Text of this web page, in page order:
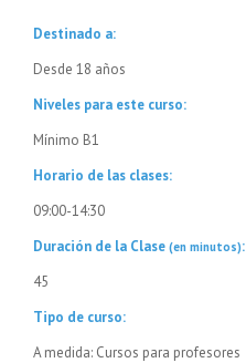
Destinado a:
Desde 18 años
Niveles para este curso:
Mínimo B1
Horario de las clases:
09:00-14:30
Duración de la Clase (en minutos):
45
Tipo de curso:
A medida: Cursos para profesores